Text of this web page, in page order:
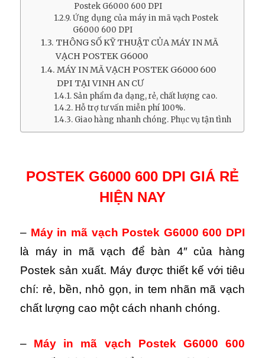
Postek G6000 600 DPI
Ứng dụng của máy in mã vạch Postek
G6000 600 DPI
THÔNG SỐ KỸ THUẬT CỦA MÁY IN MÃ
VẠCH POSTEK G6000
MÁY IN MÃ VẠCH POSTEK G6000 600
DPI TẠI VINH AN CƯ
Sản phẩm đa dạng, rẻ, chất lượng cao.
Hỗ trợ tư vấn miễn phí 100%.
Giao hàng nhanh chóng. Phục vụ tận tình
POSTEK G6000 600 DPI GIÁ RẺ
HIỆN NAY
– Máy in mã vạch Postek G6000 600 DPI
là máy in mã vạch để bàn 4″ của hàng
Postek sản xuất. Máy được thiết kế với tiêu
chí: rẻ, bền, nhỏ gọn, in tem nhãn mã vạch
chất lượng cao một cách nhanh chóng.
– Máy in mã vạch Postek G6000 600